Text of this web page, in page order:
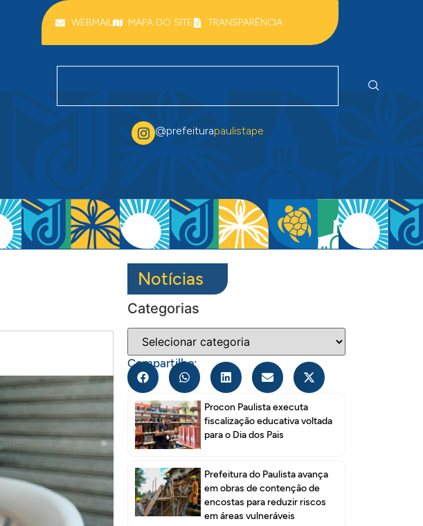
WEBMAIL MAPA DO SITE TRANSPARÊNCIA
@prefeiturapaulistape
Notícias
Categorias
Compartilhe:
Procon Paulista executa
fiscalização educativa voltada
para o Dia dos Pais
Prefeitura do Paulista avança
em obras de contenção de
encostas para reduzir riscos
em áreas vulneráveis